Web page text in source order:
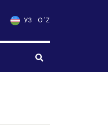
УЗ O`Z